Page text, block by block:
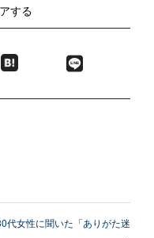
する
女性に聞いた「ありがた迷